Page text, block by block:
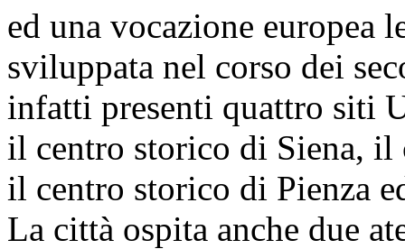
ed una vocazione europea
sviluppata nel corso dei
infatti presenti quattro siti
il centro storico di Siena,
il centro storico di Pienza
La città ospita anche due